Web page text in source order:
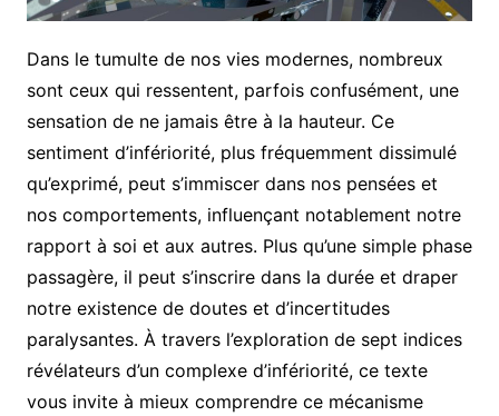
Dans le tumulte de nos vies modernes, nombreux
sont ceux qui ressentent, parfois confusément, une
sensation de ne jamais être à la hauteur. Ce
sentiment d’infériorité, plus fréquemment dissimulé
qu’exprimé, peut s’immiscer dans nos pensées et
nos comportements, influençant notablement notre
rapport à soi et aux autres. Plus qu’une simple phase
passagère, il peut s’inscrire dans la durée et draper
notre existence de doutes et d’incertitudes
paralysantes. À travers l’exploration de sept indices
révélateurs d’un complexe d’infériorité, ce texte
vous invite à mieux comprendre ce mécanisme